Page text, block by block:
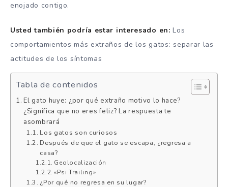
enojado contigo.
Usted también podría estar interesado en: Los
comportamientos más extraños de los gatos: separar las
actitudes de los síntomas
Tabla de contenidos
El gato huye: ¿por qué extraño motivo lo hace?
¿Significa que no eres feliz? La respuesta te
asombrará
Los gatos son curiosos
Después de que el gato se escapa, ¿regresa a
casa?
Geolocalización
«Psi Trailing»
¿Por qué no regresa en su lugar?